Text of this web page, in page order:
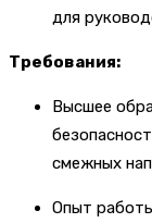
для
Требования:
Высшее
смежных
Опыт